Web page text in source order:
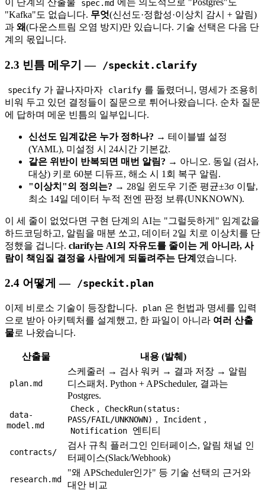
이 단계의 산출물 spec.md 에는 의도적으로 "Postgres"도
"Kafka"도 없습니다. 무엇(신선도·정합성·이상치 감시 + 알림)
과 왜(다운스트림 오염 방지)만 있습니다. 기술 선택은 다음 단
계의 몫입니다.
2.3 빈틈 메우기 — /speckit.clarify
specify 가 끝나자마자 clarify 를 돌렸더니, 명세가 조용히
비워 두고 있던 결정들이 질문으로 튀어나왔습니다. 순차 질문
에 답하며 메운 빈틈의 일부입니다.
신선도 임계값은 누가 정하나? → 테이블별 설정
(YAML), 미설정 시 24시간 기본값.
같은 위반이 반복되면 매번 알림? → 아니오. 동일 (검사,
대상) 키로 60분 디듀프, 해소 시 1회 복구 알림.
"이상치"의 정의는? → 28일 윈도우 기준 평균±3σ 이탈,
최소 14일 데이터 누적 전엔 판정 보류(UNKNOWN).
이 세 줄이 없었다면 구현 단계의 AI는 "그럴듯하게" 임계값을
하드코딩하고, 알림을 매분 쏘고, 데이터 2일 치로 이상치를 단
정했을 겁니다. clarify는 AI의 자유도를 줄이는 게 아니라, 사
람이 책임질 결정을 사람에게 되돌려주는 단계 였습니다.
2.4 어떻게 — /speckit.plan
이제 비로소 기술이 등장합니다. plan 은 헌법과 명세를 입력
으로 받아 아키텍처를 설계했고, 한 파일이 아니라 여러 산출
물로 나왔습니다.
산출물 내용 (발췌)
plan.md
스케줄러 → 검사 워커 → 결과 저장 → 알림
디스패처. Python + APScheduler, 결과는
Postgres.
data-
model.md
Check ,
CheckRun(status:
PASS/FAIL/UNKNOWN) , Incident ,
Notification 엔티티
contracts/
검사 규칙 플러그인 인터페이스, 알림 채널 인
터페이스(Slack/Webhook)
research.md
"왜 APScheduler인가" 등 기술 선택의 근거와
대안 비교